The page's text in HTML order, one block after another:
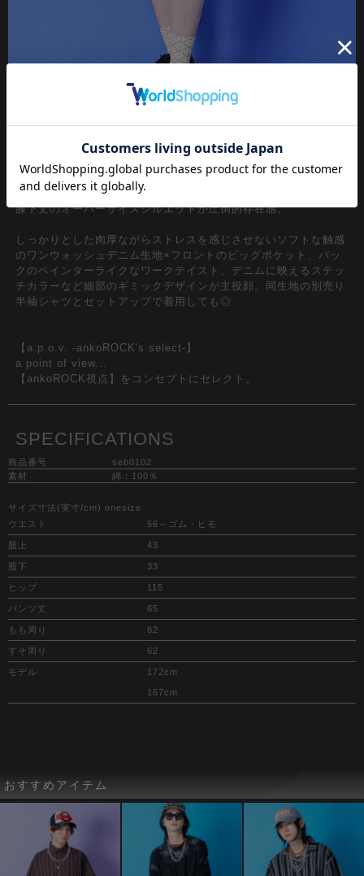
男女ユニセックスで穿けるドローコード付きゴムリブウエストの
ストレスフリーな定番ハーフパンツスタイル。ルーズでワイドな
膝下丈のオーバーサイズシルエットが圧倒的存在感。
しっかりとした肉厚ながらストレスを感じさせないソフトな触感
のワンウォッシュデニム生地×フロントのビッグポケット、バッ
クのペインターライクなワークテイスト、デニムに映えるステッ
チカラーなど細部のギミックデザインが主役顔。同生地の別売り
半袖シャツとセットアップで着用しても◎
【a.p.o.v. -ankoROCK's select-】
a point of view...
【ankoROCK視点】をコンセプトにセレクト。
SPECIFICATIONS
商品番号
seb0102
素材
綿：100％
サイズ寸法(実寸/cm) onesize
ウエスト
56～ゴム・ヒモ
股上 43
股下 33
ヒップ 115
パンツ丈 65
もも周り 82
すそ周り 62
モデル 172cm
167cm
おすすめアイテム